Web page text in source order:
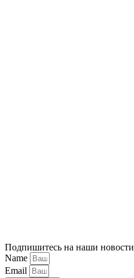
Подпишитесь на наши новости
Name
Email